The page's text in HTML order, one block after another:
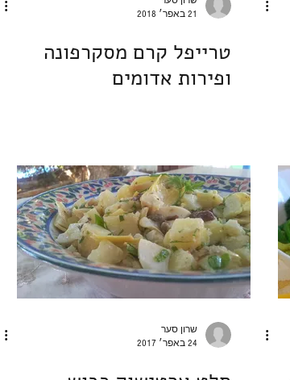
21 באפר׳ 2018
טרייפל קרם מסקרפונה
ופירות אדומים
שרון סער
24 באפר׳ 2017